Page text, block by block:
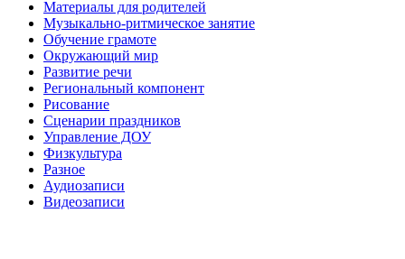
Материалы для родителей
Музыкально-ритмическое занятие
Обучение грамоте
Окружающий мир
Развитие речи
Региональный компонент
Рисование
Сценарии праздников
Управление ДОУ
Физкультура
Разное
Аудиозаписи
Видеозаписи